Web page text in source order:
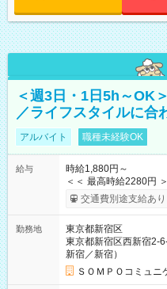
＜週3日・1日5h～OK
／ライフスタイルに合
アルバイト 職種未経験OK
給与
時給1,880円～
＜＜ 最高時給2280円
＋400円 ■時間加算 月
22時→時給＋200円 金
━━━━━━━━━━━━━━━ ■月収例 ◎ロングシフト（週3日×実7h） [1]
金曜日収：15160円×4
＝79800円 [3]日曜日収
月収22万240円 ◎ショートシフト（週3日×実5h） [1]月曜日収：
10400円×4日＝41600
交通費別途支給あり
勤務地
東京都新宿区
東京都新宿区西新宿2-
新宿／新宿）
ＳＯＭＰＯコミュ